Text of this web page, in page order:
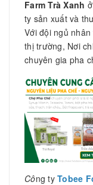
Farm Trà Xanh
ty sản xuất và
Với đội ngủ
thị trường, Nơi
chuyên gia pha
Công ty Tobee